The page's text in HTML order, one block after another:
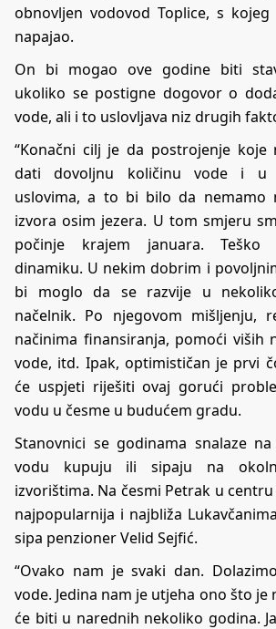
obnovljen vodovod Toplice, s
napajao.
On bi mogao ove godine biti
ukoliko se postigne dogovor o
vode, ali i to uslovljava niz drugih
“Konačni cilj je da postrojenje koje
dati dovoljnu količinu vode i u
uslovima, a to bi bilo da nemamo
izvora osim jezera. U tom smjeru
počinje krajem januara. Teško
dinamiku. U nekim dobrim i
bi moglo da se razvije u
načelnik. Po njegovom mišljenju,
načinima finansiranja, pomoći viših
vode, itd. Ipak, optimističan je prvi
će uspjeti riješiti ovaj gorući
vodu u česme u budućem gradu.
Stanovnici se godinama snalaze
vodu kupuju ili sipaju na
izvorištima. Na česmi Petrak u
najpopularnija i najbliža
sipa penzioner Velid Sejfić.
“Ovako nam je svaki dan.
vode. Jedina nam je utjeha ono što je
će biti u narednih nekoliko godina.